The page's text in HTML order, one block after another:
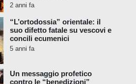
2 anni fa
“L’ortodossia” orientale: il
suo difetto fatale su vescovi e
concili ecumenici
5 anni fa
Un messaggio profetico
contro le “benedizioni”